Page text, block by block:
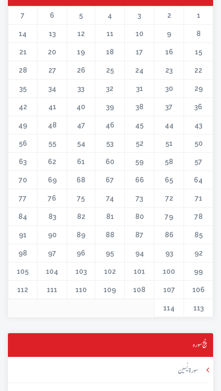
1
2
3
4
5
6
7
8
9
10
11
12
13
14
15
16
17
18
19
20
21
22
23
24
25
26
27
28
29
30
31
32
33
34
35
36
37
38
39
40
41
42
43
44
45
46
47
48
49
50
51
52
53
54
55
56
57
58
59
60
61
62
63
64
65
66
67
68
69
70
71
72
73
74
75
76
77
78
79
80
81
82
83
84
85
86
87
88
89
90
91
92
93
94
95
96
97
98
99
100
101
102
103
104
105
106
107
108
109
110
111
112
113
114
پنج سورہ
سورۃ یٰسین